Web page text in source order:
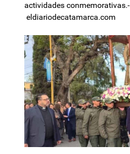
actividades conmemorativas.-
eldiariodecatamarca.com